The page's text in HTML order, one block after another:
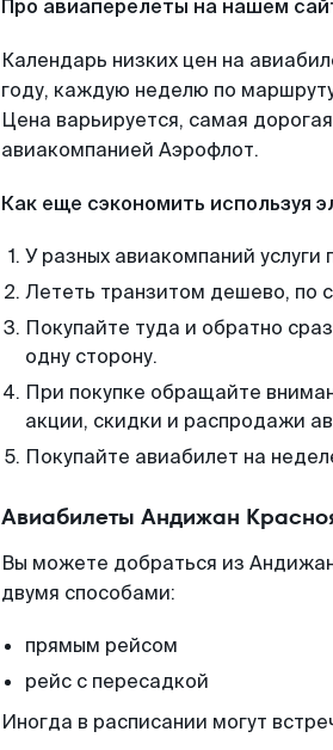
Про авиаперелеты на нашем
Календарь низких цен на
году, каждую неделю по
Цена варьируется, самая
авиакомпанией Аэрофлот.
Как еще сэкономить используя
У разных авиакомпаний
Лететь транзитом дешево, по
Покупайте туда и обратно
одну сторону.
При покупке обращайте
акции, скидки и распродажи
Покупайте авиабилет на
Авиабилеты Андижан
Вы можете добраться из
двумя способами:
прямым рейсом
рейс с пересадкой
Иногда в расписании могут